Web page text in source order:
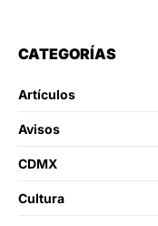
CATEGORÍAS
Artículos
Avisos
CDMX
Cultura